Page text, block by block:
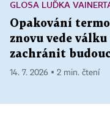
GLOSA LUĎKA
Opakování
znovu vede
zachránit
14. 7. 2026 ▪ 2 min. čtení